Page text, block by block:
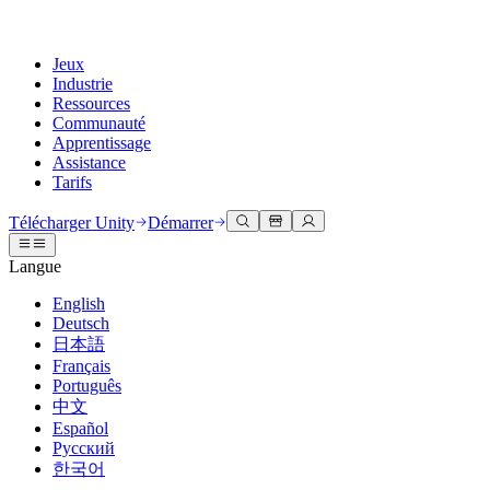
Jeux
Industrie
Ressources
Communauté
Apprentissage
Assistance
Tarifs
Moteur Unity
Créez des jeux 2D et 3D pour n'importe quelle plateforme
Collaboration
Collaborez et itérez rapidement avec votre équipe
Télécharger Unity
Offres et tarifs
Déployez
Multiplateforme
Collaboration 3D
Construisez et révisez des projets 3D en temps réel
Formation immersive
Entraînez-vous dans des environnements immersifs
Expériences client
Créez des expériences interactives 3D
Secteurs
Fabrication
Documentation
Outils de développement
Versions de publication et suivi des problèmes
Feuille de route
Examiner les fonctionnalités à venir
Glossaire
Discussions
Événements
Événements mondiaux et locaux
Histoires de la communauté
Made with Unity
Mise en avant des créateurs Unity
Unity Learn
Maîtrisez les compétences Unity gratuitement
Formation professionnelle
Améliorez votre équipe avec des formateurs Unity
Vous découvrez Unity ?
Démarrer
Démarrez votre apprentissage
Parcours essentiels Unity
Obtenir de l'aide
Vous aider à réussir avec Unity
Plans de succès
Atteignez vos objectifs plus rapidement avec un support expert
FAQ
Réponses aux questions courantes
Contactez-nous.
Connectez-vous avec notre équipe
Télécharger Unity Démarrer
Langue
English
Deutsch
日本語
Français
Português
中文
Español
Русский
한국어